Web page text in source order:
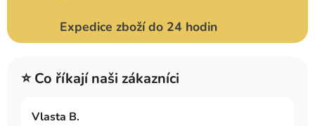
Expedice zboží do 24 hodin
⭐ Co říkají naši zákazníci
Vlasta B.